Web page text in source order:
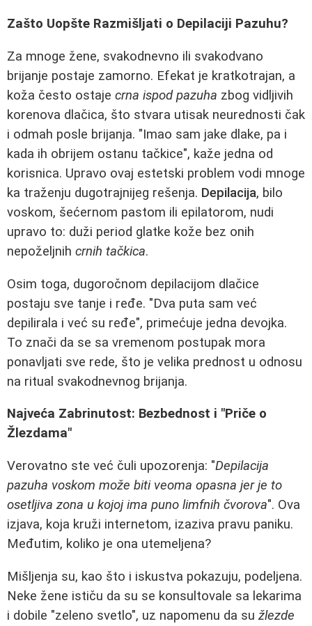
Zašto Uopšte Razmišljati o Depilaciji Pazuhu?
Za mnoge žene, svakodnevno ili svakodvano
brijanje postaje zamorno. Efekat je kratkotrajan, a
koža često ostaje crna ispod pazuha zbog vidljivih
korenova dlačica, što stvara utisak neurednosti čak
i odmah posle brijanja. "Imao sam jake dlake, pa i
kada ih obrijem ostanu tačkice", kaže jedna od
korisnica. Upravo ovaj estetski problem vodi mnoge
ka traženju dugotrajnijeg rešenja. Depilacija, bilo
voskom, šećernom pastom ili epilatorom, nudi
upravo to: duži period glatke kože bez onih
nepoželjnih crnih tačkica.
Osim toga, dugoročnom depilacijom dlačice
postaju sve tanje i ređe. "Dva puta sam već
depilirala i već su ređe", primećuje jedna devojka.
To znači da se sa vremenom postupak mora
ponavljati sve rede, što je velika prednost u odnosu
na ritual svakodnevnog brijanja.
Najveća Zabrinutost: Bezbednost i "Priče o
Žlezdama"
Verovatno ste već čuli upozorenja: "Depilacija
pazuha voskom može biti veoma opasna jer je to
osetljiva zona u kojoj ima puno limfnih čvorova". Ova
izjava, koja kruži internetom, izaziva pravu paniku.
Međutim, koliko je ona utemeljena?
Mišljenja su, kao što i iskustva pokazuju, podeljena.
Neke žene ističu da su se konsultovale sa lekarima
i dobile "zeleno svetlo", uz napomenu da su žlezde